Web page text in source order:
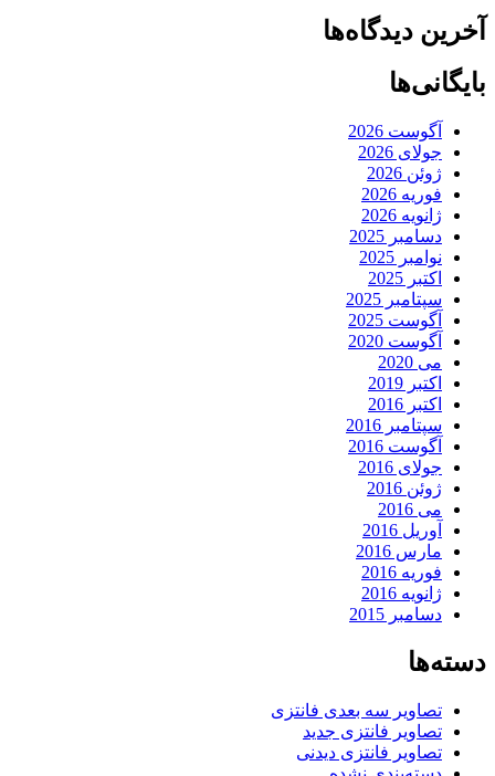
آخرین دیدگاه‌ها
بایگانی‌ها
آگوست 2026
جولای 2026
ژوئن 2026
فوریه 2026
ژانویه 2026
دسامبر 2025
نوامبر 2025
اکتبر 2025
سپتامبر 2025
آگوست 2025
آگوست 2020
می 2020
اکتبر 2019
اکتبر 2016
سپتامبر 2016
آگوست 2016
جولای 2016
ژوئن 2016
می 2016
آوریل 2016
مارس 2016
فوریه 2016
ژانویه 2016
دسامبر 2015
دسته‌ها
تصاویر سه بعدی فانتزی
تصاویر فانتزی جدید
تصاویر فانتزی دیدنی